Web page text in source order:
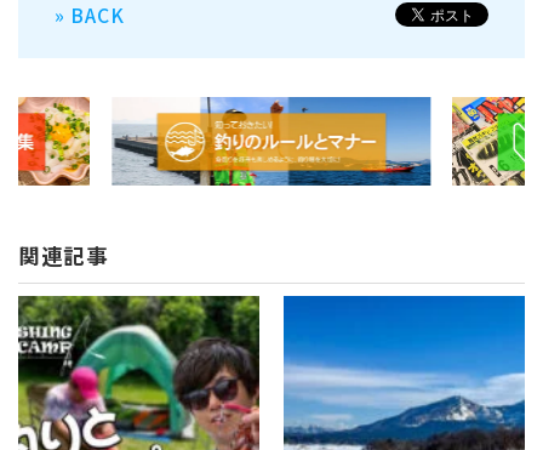
» BACK
関連記事